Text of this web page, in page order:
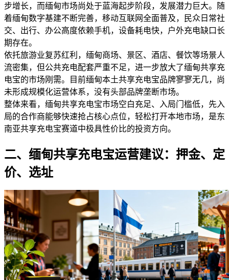
步增长，而缅甸市场尚处于蓝海起步阶段，发展潜力巨大。随
着缅甸数字基建不断完善，移动互联网全面普及，民众日常社
交、出行、办公高度依赖手机，设备耗电快，户外充电缺口长
期存在。
依托旅游业复苏红利，缅甸商场、景区、酒店、餐饮等场景人
流密集，但公共充电配套严重不足，进一步放大了缅甸共享充
电宝的市场刚需。目前缅甸本土共享充电宝品牌寥寥无几，尚
未形成规模化运营体系，没有头部品牌垄断市场。
整体来看，缅甸共享充电宝市场空白充足、入局门槛低，先入
局的合作商能够快速抢占核心点位，轻松打开本地市场，是东
南亚共享充电宝赛道中极具性价比的投资方向。
二、缅甸共享充电宝运营建议：押金、定
价、选址